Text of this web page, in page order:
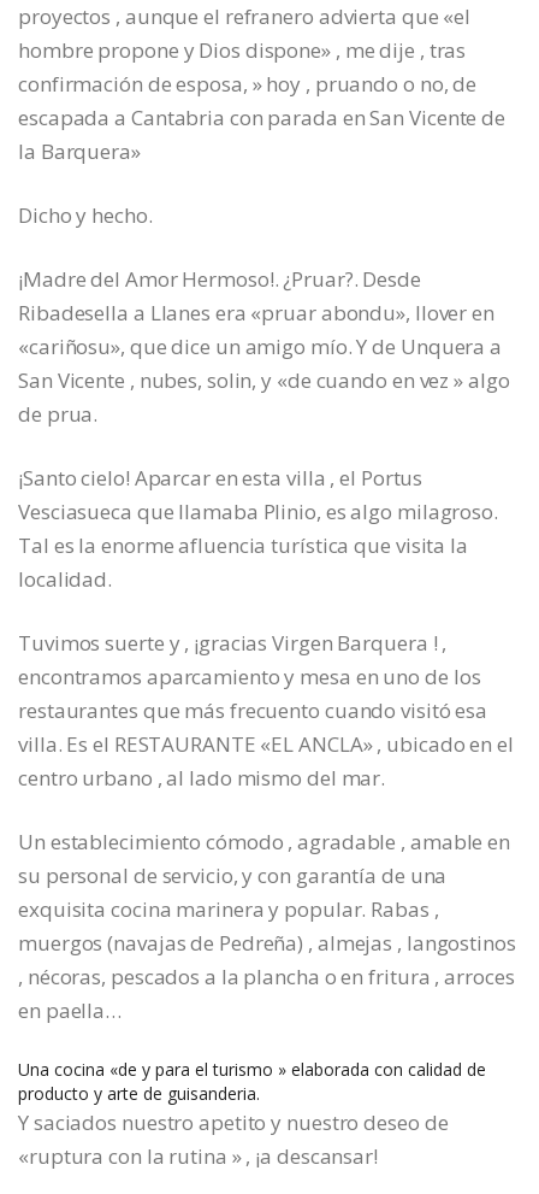
proyectos , aunque el refranero advierta que «el
hombre propone y Dios dispone» , me dije , tras
confirmación de esposa, » hoy , pruando o no, de
escapada a Cantabria con parada en San Vicente de
la Barquera»
Dicho y hecho.
¡Madre del Amor Hermoso!. ¿Pruar?. Desde
Ribadesella a Llanes era «pruar abondu», llover en
«cariñosu», que dice un amigo mío. Y de Unquera a
San Vicente , nubes, solin, y «de cuando en vez » algo
de prua.
¡Santo cielo! Aparcar en esta villa , el Portus
Vesciasueca que llamaba Plinio, es algo milagroso.
Tal es la enorme afluencia turística que visita la
localidad.
Tuvimos suerte y , ¡gracias Virgen Barquera ! ,
encontramos aparcamiento y mesa en uno de los
restaurantes que más frecuento cuando visitó esa
villa. Es el RESTAURANTE «EL ANCLA» , ubicado en el
centro urbano , al lado mismo del mar.
Un establecimiento cómodo , agradable , amable en
su personal de servicio, y con garantía de una
exquisita cocina marinera y popular. Rabas ,
muergos (navajas de Pedreña) , almejas , langostinos
, nécoras, pescados a la plancha o en fritura , arroces
en paella…
Una cocina «de y para el turismo » elaborada con calidad de
producto y arte de guisanderia.
Y saciados nuestro apetito y nuestro deseo de
«ruptura con la rutina » , ¡a descansar!